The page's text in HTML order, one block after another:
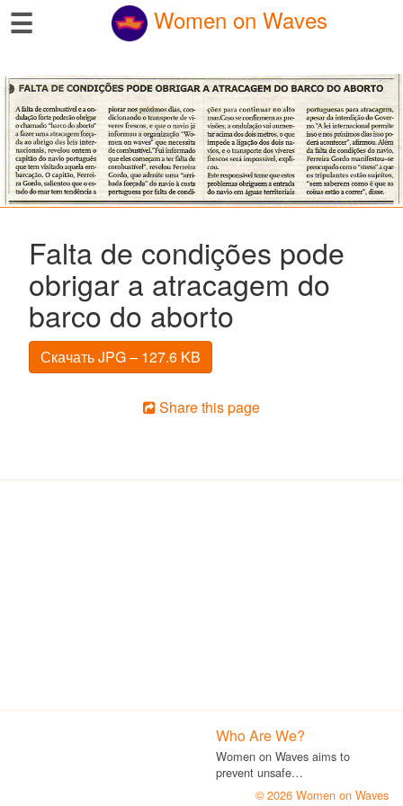
☰ Women on Waves
Falta de condições pode
obrigar a atracagem do
barco do aborto
Скачать JPG – 127.6 KB
Share this page
Who Are We?
Women on Waves aims to
prevent unsafe…
© 2026 Women on Waves